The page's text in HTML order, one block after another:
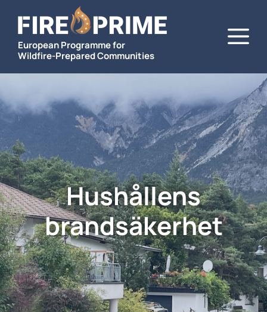
innehållEuropean Programme for
Wildfire-Prepared Communities
Hushållens
brandsäkerhet